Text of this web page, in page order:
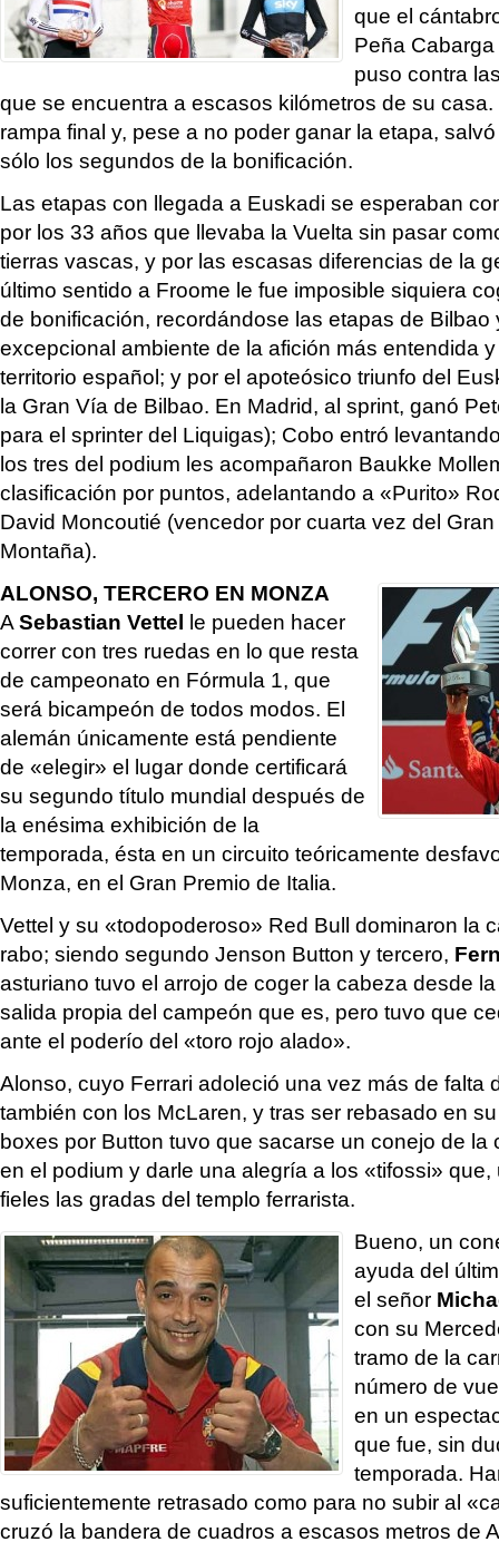
que el
Peña
puso contra
que se encuentra a escasos kilómetros de su
rampa final y, pese a no poder ganar la etapa,
sólo los segundos de la bonificación.
Las etapas con llegada a Euskadi se esperaban
por los 33 años que llevaba la Vuelta sin pasar
tierras vascas, y por las escasas diferencias de la
último sentido a Froome le fue imposible siquiera
de bonificación, recordándose las etapas de Bilbao
excepcional ambiente de la afición más entendida
territorio español; y por el apoteósico triunfo del
la Gran Vía de Bilbao. En Madrid, al sprint, ganó
para el sprinter del Liquigas); Cobo entró
los tres del podium les acompañaron Baukke
clasificación por puntos, adelantando a «Purito»
David Moncoutié (vencedor por cuarta vez del
Montaña).
ALONSO, TERCERO EN MONZA
A Sebastian Vettel le pueden hacer
correr con tres ruedas en lo que resta
de campeonato en Fórmula 1, que
será bicampeón de todos modos. El
alemán únicamente está pendiente
de «elegir» el lugar donde certificará
su segundo título mundial después de
la enésima exhibición de la
temporada, ésta en un circuito teóricamente
Monza, en el Gran Premio de Italia.
Vettel y su «todopoderoso» Red Bull dominaron la
rabo; siendo segundo Jenson Button y tercero,
asturiano tuvo el arrojo de coger la cabeza desde
salida propia del campeón que es, pero tuvo que
ante el poderío del «toro rojo alado».
Alonso, cuyo Ferrari adoleció una vez más de falta
también con los McLaren, y tras ser rebasado en
boxes por Button tuvo que sacarse un conejo de la
en el podium y darle una alegría a los «tifossi»
fieles las gradas del templo ferrarista.
Bueno, un
ayuda del
el señor
con su
tramo de la
número de
en un
que fue, sin
temporada.
suficientemente retrasado como para no subir al
cruzó la bandera de cuadros a escasos metros de